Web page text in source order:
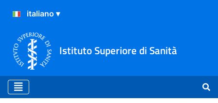
Istituto Superiore di Sanità